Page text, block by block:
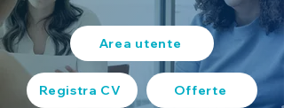
Area utente
Registra CV Offerte